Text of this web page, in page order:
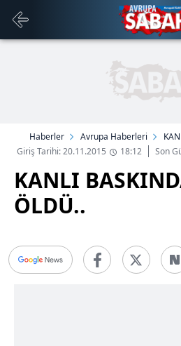
Haberler Avrupa Haberleri
Giriş Tarihi: 20.11.2015
18:12 Son
KANLI
ÖLDÜ..